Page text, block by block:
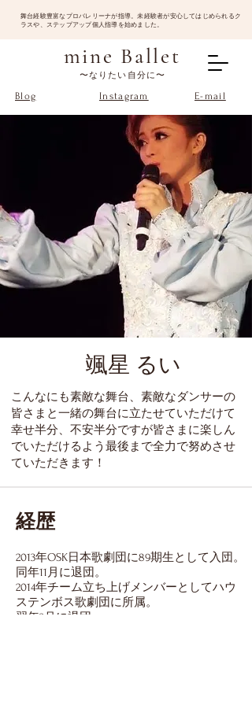
​舞台経験豊富なプロバレリーナが指導。未経験者が安心してはじめられるク
ラスや、ステップアップ個人指導を始めました。
Blog
mine Ballet
〜なりたい自分に〜
Instagram E-mail
颯星 るい
こんなにも素敵な舞台、素敵なダンサーの
皆さまと一緒の舞台に立たせていただけて
幸せ半分、不安半分ですが皆さまに楽しん
でいただけるよう最後まで全力で努めさせ
ていただきます！
経歴
2013年OSK日本歌劇団に89期生として入団。
同年11月に退団。
2014年チーム立ち上げメンバーとしてハウ
ステンボス歌劇団に所属。
翌年3月に退団。